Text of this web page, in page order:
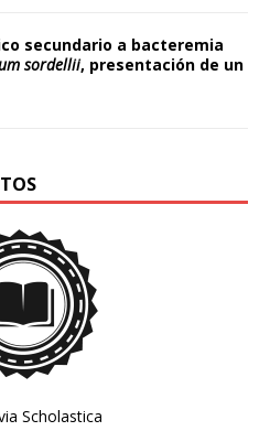
secundario a bacteremia
sordellii, presentación de un
Scholastica